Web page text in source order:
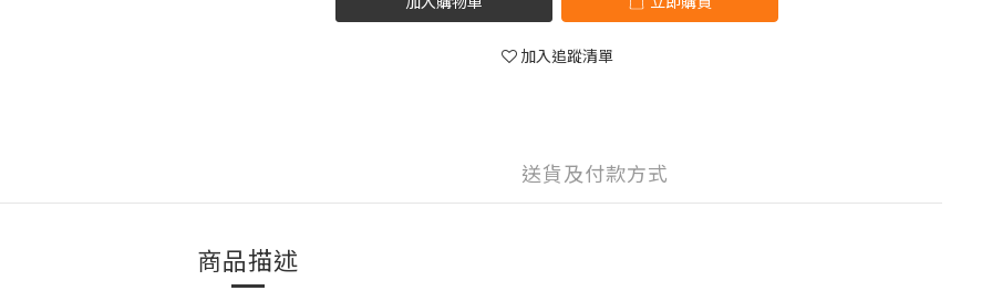
加入追蹤清單
送貨及付款方式
商品描述